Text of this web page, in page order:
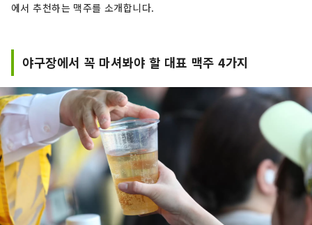
에서 추천하는 맥주를 소개합니다.
야구장에서 꼭 마셔봐야 할 대표 맥주 4가지